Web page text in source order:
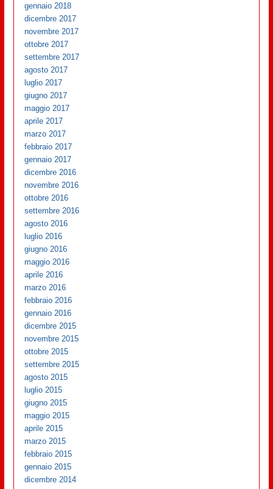
gennaio 2018
dicembre 2017
novembre 2017
ottobre 2017
settembre 2017
agosto 2017
luglio 2017
giugno 2017
maggio 2017
aprile 2017
marzo 2017
febbraio 2017
gennaio 2017
dicembre 2016
novembre 2016
ottobre 2016
settembre 2016
agosto 2016
luglio 2016
giugno 2016
maggio 2016
aprile 2016
marzo 2016
febbraio 2016
gennaio 2016
dicembre 2015
novembre 2015
ottobre 2015
settembre 2015
agosto 2015
luglio 2015
giugno 2015
maggio 2015
aprile 2015
marzo 2015
febbraio 2015
gennaio 2015
dicembre 2014